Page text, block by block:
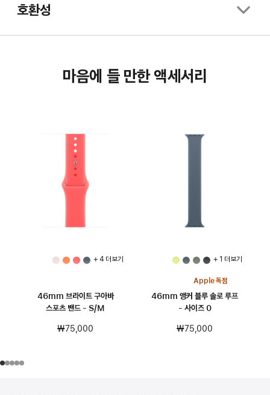
호환성
마음에 들 만한 액세서리
+ 4 더 보기
46mm 브라이트 구아바
스포츠 밴드 - S/M
₩75,000
+ 1 더 보기
Apple 독점
46mm 앵커 블루 솔로 루프
- 사이즈 0
₩75,000